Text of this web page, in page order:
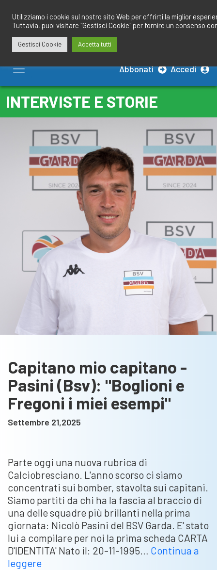
contenuto
Abbonati Accedi
INTERVISTE E STORIE
Capitano mio capitano -
Pasini (Bsv): "Boglioni e
Fregoni i miei esempi"
Settembre 21,2025
Parte oggi una nuova rubrica di
Calciobresciano. L'anno scorso ci siamo
concentrati sui bomber, stavolta sui capitani.
Siamo partiti da chi ha la fascia al braccio di
una delle squadre più brillanti nella prima
giornata: Nicolò Pasini del BSV Garda. E' stato
lui a compilare per noi la prima scheda CARTA
D'IDENTITA' Nato il: 20-11-1995… Continua a
leggereCapitano
Utilizziamo i cookie sul nostro sito Web per offrirti la miglior
Tuttavia, puoi visitare "Gestisci Cookie" per fornire un consenso
Gestisci Cookie Accetta tutti